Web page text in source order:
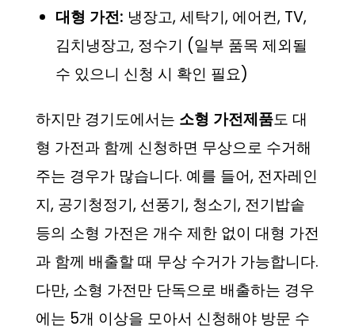
대형 가전: 냉장고, 세탁기, 에어컨, TV,
김치냉장고, 정수기 (일부 품목 제외될
수 있으니 신청 시 확인 필요)
하지만 경기도에서는 소형 가전제품도 대
형 가전과 함께 신청하면 무상으로 수거해
주는 경우가 많습니다. 예를 들어, 전자레인
지, 공기청정기, 선풍기, 청소기, 전기밥솥
등의 소형 가전은 개수 제한 없이 대형 가전
과 함께 배출할 때 무상 수거가 가능합니다.
다만, 소형 가전만 단독으로 배출하는 경우
에는 5개 이상을 모아서 신청해야 방문 수